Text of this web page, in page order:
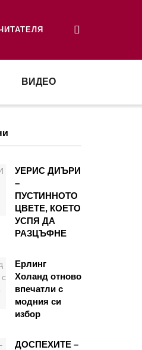
ВИДЕО
УЕРИС ДИЪРИ
–
ПУСТИННОТО
ЦВЕТЕ, КОЕТО
УСПЯ ДА
РАЗЦЪФНЕ
Ерлинг
Холанд отново
впечатли с
модния си
избор
ДОСПЕХИТЕ –